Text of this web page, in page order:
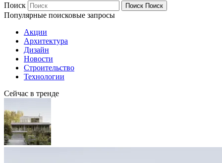
Поиск Поиск Поиск
Популярные поисковые запросы
Акции
Архитектура
Дизайн
Новости
Строительство
Технологии
Сейчас в тренде